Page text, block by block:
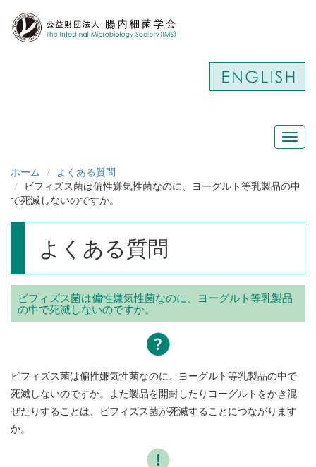
ホーム
よくある質問
ビフィズス菌は偏性嫌気性菌なのに、ヨーグルト等乳製品の中
で死滅しないのですか。
よくある質問
ビフィズス菌は偏性嫌気性菌なのに、ヨーグルト等乳製品
の中で死滅しないのですか。
ビフィズス菌は偏性嫌気性菌なのに、ヨーグルト等乳製品の中で
死滅しないのですか。また製品を開封したりヨーグルトをかき混
ぜたりすることは、ビフィズス菌が死滅することにつながります
か。